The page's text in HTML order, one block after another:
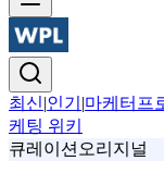
최신|인기 |마케터프
케팅 위키
큐레이션 오리지널